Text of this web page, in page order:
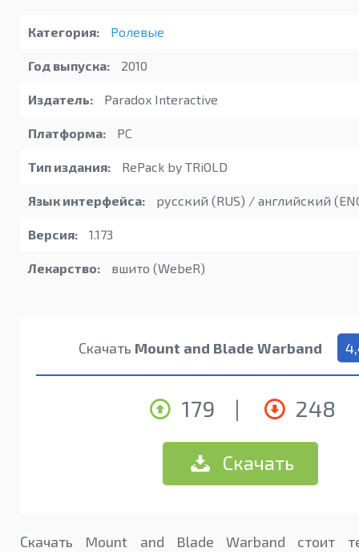
Категория: Ролевые
Год выпуска: 2010
Издатель: Paradox Interactive
Платформа: PC
Тип издания: RePack by TRiOLD
Язык интерфейса: русский (RUS) / английский
Версия: 1.173
Лекарство: вшито (WebeR)
Скачать Mount and Blade Warband
179 | 248
Скачать
Скачать Mount and Blade Warband стоит